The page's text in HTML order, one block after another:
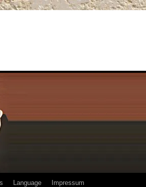
Language Impressum